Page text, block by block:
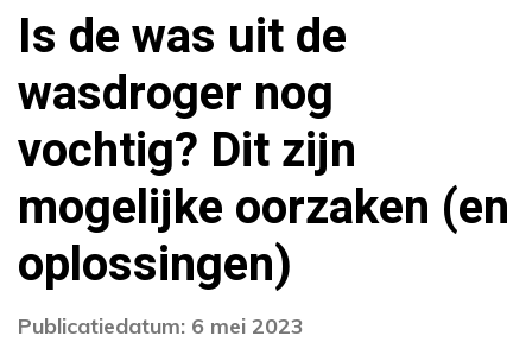
Is de was uit de
wasdroger nog
vochtig? Dit zijn
mogelijke oorzaken (en
oplossingen)
Publicatiedatum: 6 mei 2023